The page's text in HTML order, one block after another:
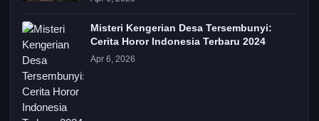
Misteri Kengerian Desa Tersembunyi:
Cerita Horor Indonesia Terbaru 2024
Apr 6, 2026